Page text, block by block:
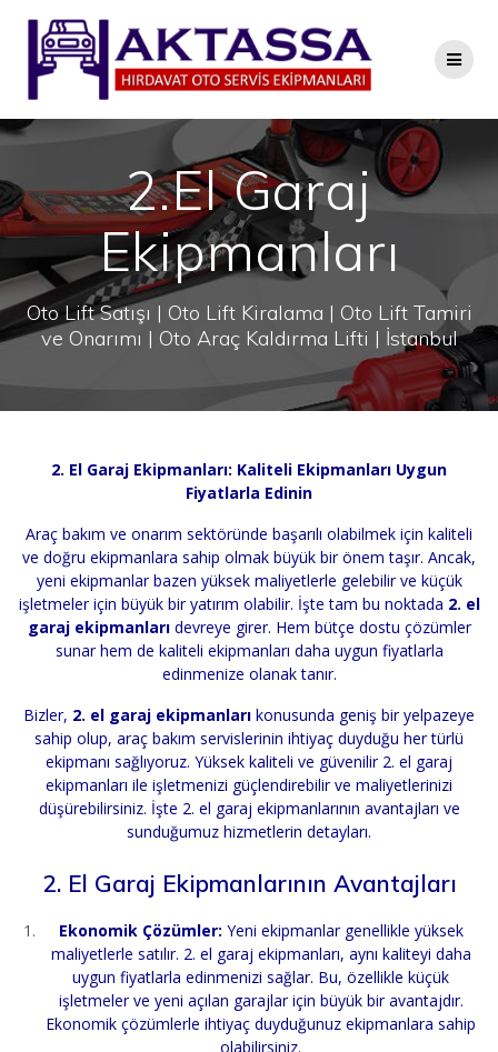
to
content
2.El Garaj
Ekipmanları
Oto Lift Satışı | Oto Lift Kiralama | Oto Lift Tamiri
ve Onarımı | Oto Araç Kaldırma Lifti | İstanbul
2. El Garaj Ekipmanları: Kaliteli Ekipmanları Uygun
Fiyatlarla Edinin
Araç bakım ve onarım sektöründe başarılı olabilmek için kaliteli
ve doğru ekipmanlara sahip olmak büyük bir önem taşır. Ancak,
yeni ekipmanlar bazen yüksek maliyetlerle gelebilir ve küçük
işletmeler için büyük bir yatırım olabilir. İşte tam bu noktada 2. el
garaj ekipmanlarıdevreye girer. Hem bütçe dostu çözümler
sunar hem de kaliteli ekipmanları daha uygun fiyatlarla
edinmenize olanak tanır.
Bizler, 2. el garaj ekipmanları konusunda geniş bir yelpazeye
sahip olup, araç bakım servislerinin ihtiyaç duyduğu her türlü
ekipmanı sağlıyoruz. Yüksek kaliteli ve güvenilir 2. el garaj
ekipmanları ile işletmenizi güçlendirebilir ve maliyetlerinizi
düşürebilirsiniz. İşte 2. el garaj ekipmanlarının avantajları ve
sunduğumuz hizmetlerin detayları.
2. El Garaj Ekipmanlarının Avantajları
Ekonomik Çözümler: Yeni ekipmanlar genellikle yüksek
maliyetlerle satılır. 2. el garaj ekipmanları, aynı kaliteyi daha
uygun fiyatlarla edinmenizi sağlar. Bu, özellikle küçük
işletmeler ve yeni açılan garajlar için büyük bir avantajdır.
Ekonomik çözümlerle ihtiyaç duyduğunuz ekipmanlara sahip
olabilirsiniz.